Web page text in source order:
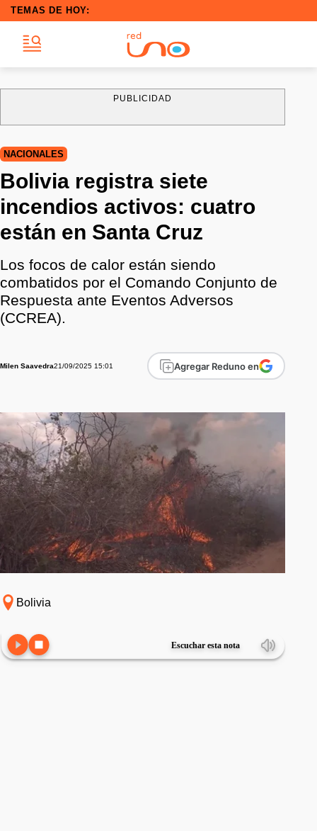
TEMAS DE HOY:
PUBLICIDAD
NACIONALES
Bolivia registra siete
incendios activos: cuatro
están en Santa Cruz
Los focos de calor están siendo
combatidos por el Comando Conjunto de
Respuesta ante Eventos Adversos
(CCREA).
Milen Saavedra21/09/2025 15:01 Agregar Reduno en
Bolivia
Escuchar esta nota